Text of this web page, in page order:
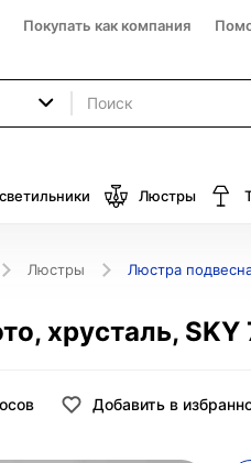
Покупать как компания
Люстры
Люстры Люстра
хрусталь,
Добавить в